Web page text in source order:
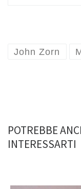
John Zorn
POTREBBE
INTERESSARTI